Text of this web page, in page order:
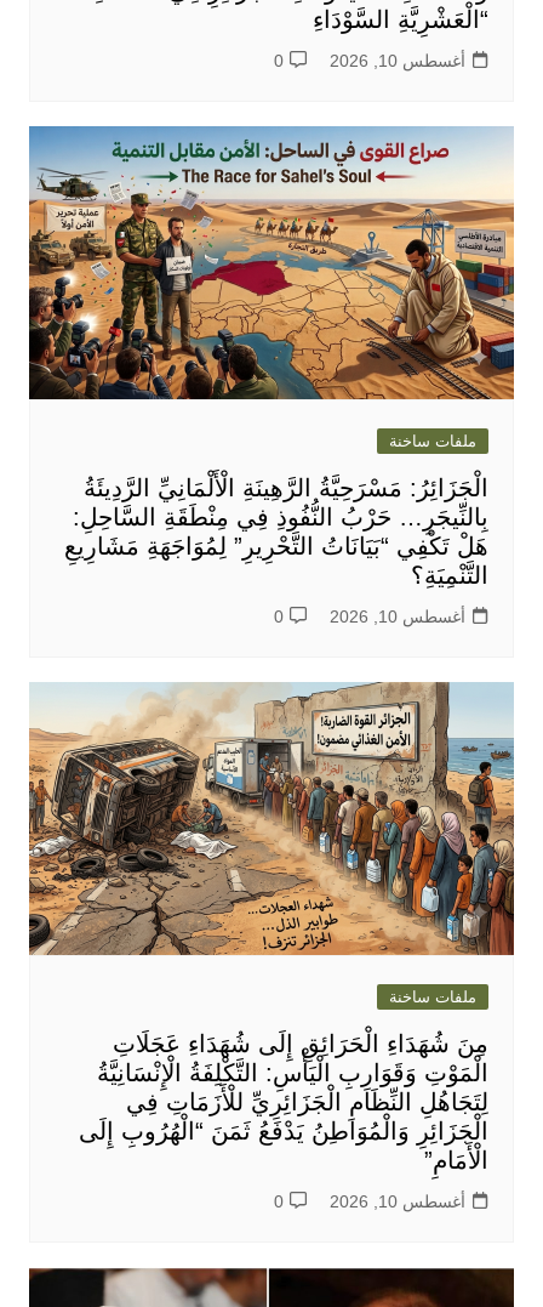
“الْعَشْرِيَّةِ السَّوْدَاءِ
أغسطس 10, 2026 0
ملفات ساخنة
الْجَزَائِرُ: مَسْرَحِيَّةُ الرَّهِينَةِ الْأَلْمَانِيِّ الرَّدِيئَةُ
بِالنِّيجَرِ… حَرْبُ النُّفُوذِ فِي مِنْطَقَةِ السَّاحِلِ:
هَلْ تَكْفِي “بَيَانَاتُ التَّحْرِيرِ” لِمُوَاجَهَةِ مَشَارِيعِ
التَّنْمِيَةِ؟
أغسطس 10, 2026 0
ملفات ساخنة
مِنَ شُهَدَاءِ الْحَرَائِقِ إِلَى شُهَدَاءِ عَجَلَاتِ
الْمَوْتِ وَقَوَارِبِ الْيَأْسِ: التَّكْلِفَةُ الْإِنْسَانِيَّةُ
لِتَجَاهُلِ النِّظَامِ الْجَزَائِرِيِّ للْأَزَمَاتِ فِي
الْجَزَائِرِ وَالْمُوَاطِنُ يَدْفَعُ ثَمَنَ “الْهُرُوبِ إِلَى
الْأَمَامِ”
أغسطس 10, 2026 0